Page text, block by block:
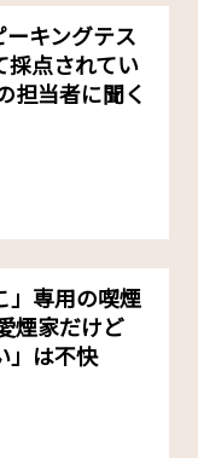
ーキングテス
採点されてい
担当者に聞く
」専用の喫煙
煙家だけど
」は不快